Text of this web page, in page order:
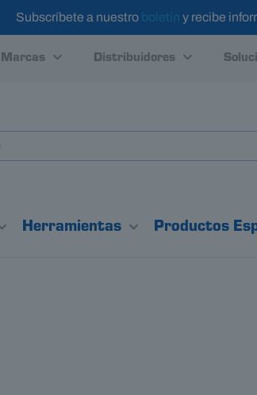
Subscríbete a nuestro boletín y recibe
Marcas Distribuidores
Herramientas Productos